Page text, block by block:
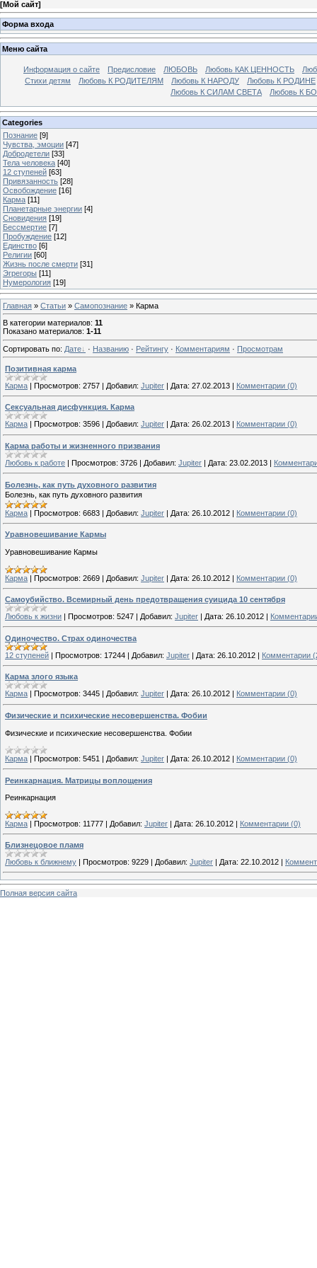
[Мой сайт]
Форма входа
Меню сайта
Информация о сайте Предисловие ЛЮБОВЬ Любовь КАК ЦЕННОСТЬ
Стихи детям
Любовь К РОДИТЕЛЯМ Любовь К НАРОДУ
Любовь К РОДИНЕ
Любовь К СИЛАМ СВЕТА
Любовь К
Categories
Познание [9]
Чувства, эмоции [47]
Добродетели [33]
Тела человека [40]
12 ступеней [63]
Привязанность [28]
Освобождение [16]
Карма [11]
Планетарные энергии [4]
Cновидения [19]
Бессмертие [7]
Пробуждение [12]
Единство [6]
Религии [60]
Жизнь после смерти [31]
Эгрегоры [11]
Нумерология [19]
Главная » Статьи » Самопознание » Карма
В категории материалов: 11
Показано материалов: 1-11
Сортировать по: Дате · Названию · Рейтингу · Комментариям · Просмотрам
Позитивная карма
Карма | Просмотров: 2757 | Добавил: Jupiter | Дата: 27.02.2013 | Комментарии (0)
Сексуальная дисфункция. Карма
Карма
Просмотров: 3596 Добавил: Jupiter Дата: 26.02.2013 Комментарии (0)
Карма работы и жизненного призвания
Любовь к работе | Просмотров: 3726 | Добавил: Jupiter | Дата: 23.02.2013 |
Болезнь, как путь духовного развития
Болезнь, как путь духовного развития
Карма | Просмотров: 6683 | Добавил: Jupiter | Дата: 26.10.2012 | Комментарии (0)
Уравновешивание Кармы
Уравновешивание Кармы
Карма | Просмотров: 2669 | Добавил: Jupiter | Дата: 26.10.2012 | Комментарии (0)
Самоубийство. Всемирный день предотвращения суицида 10 сентября
Любовь к жизни | Просмотров: 5247 | Добавил: Jupiter | Дата: 26.10.2012 |
Одиночество. Страх одиночества
12 ступеней | Просмотров: 17244 | Добавил: Jupiter | Дата: 26.10.2012 | Комментарии
Карма злого языка
Карма | Просмотров: 3445 | Добавил: Jupiter | Дата: 26.10.2012 | Комментарии (0)
Физические и психические несовершенства. Фобии
Физические и психические несовершенства. Фобии
Карма | Просмотров: 5451 | Добавил: Jupiter | Дата: 26.10.2012 | Комментарии (0)
Реинкарнация. Матрицы воплощения
Реинкарнация
Карма | Просмотров: 11777 | Добавил: Jupiter | Дата: 26.10.2012 | Комментарии (0)
Близнецовое пламя
Любовь к ближнему | Просмотров: 9229 | Добавил: Jupiter | Дата: 22.10.2012 |
Полная версия сайта